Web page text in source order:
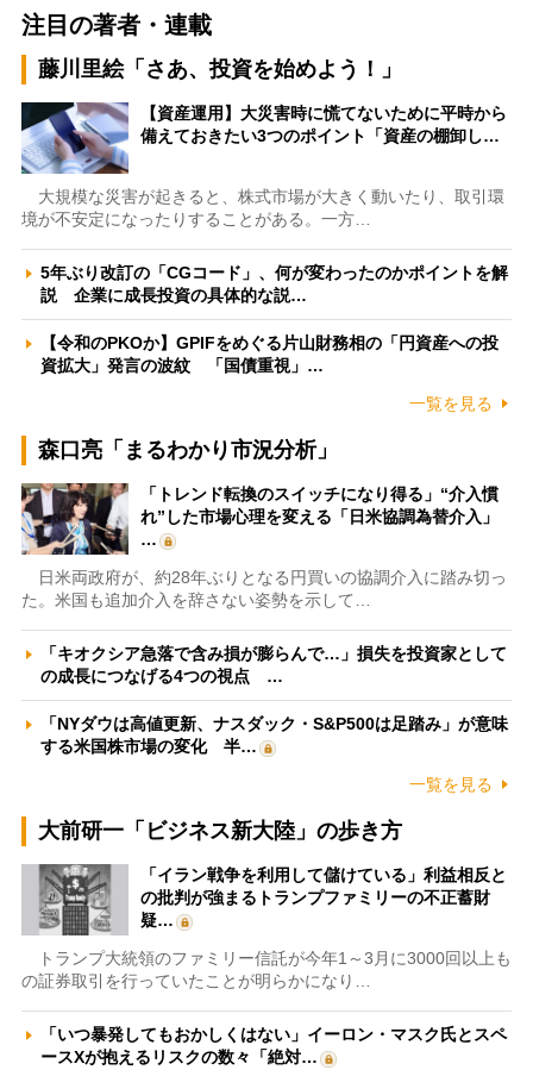
注目の著者・連載
藤川里絵「さあ、投資を始めよう！」
【資産運用】大災害時に慌てないために平時から
備えておきたい3つのポイント「資産の棚卸し…
大規模な災害が起きると、株式市場が大きく動いたり、取引環
境が不安定になったりすることがある。一方…
5年ぶり改訂の「CGコード」、何が変わったのかポイントを解
説 企業に成長投資の具体的な説…
【令和のPKOか】GPIFをめぐる片山財務相の「円資産への投
資拡大」発言の波紋 「国債重視」…
一覧を見る
森口亮「まるわかり市況分析」
「トレンド転換のスイッチになり得る」“介入慣
れ”した市場心理を変える「日米協調為替介入」
…
日米両政府が、約28年ぶりとなる円買いの協調介入に踏み切っ
た。米国も追加介入を辞さない姿勢を示して…
「キオクシア急落で含み損が膨らんで…」損失を投資家として
の成長につなげる4つの視点 …
「NYダウは高値更新、ナスダック・S&P500は足踏み」が意味
する米国株市場の変化 半…
一覧を見る
大前研一「ビジネス新大陸」の歩き方
「イラン戦争を利用して儲けている」利益相反と
の批判が強まるトランプファミリーの不正蓄財
疑…
トランプ大統領のファミリー信託が今年1～3月に3000回以上も
の証券取引を行っていたことが明らかになり…
「いつ暴発してもおかしくはない」イーロン・マスク氏とスペ
ースXが抱えるリスクの数々「絶対…